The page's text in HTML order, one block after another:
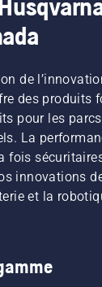
de
des produits
pour les
La
fois
innovations
et la